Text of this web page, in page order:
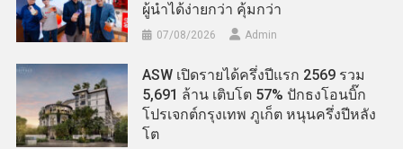
ผู้นำได้ง่ายกว่า คุ้มกว่า
07/08/2026 Admin
ASW เปิดรายได้ครึ่งปีแรก 2569 รวม
5,691 ล้าน เติบโต 57% ปักธงโอนบิ๊ก
โปรเจกต์กรุงเทพ ภูเก็ต หนุนครึ่งปีหลัง
โต